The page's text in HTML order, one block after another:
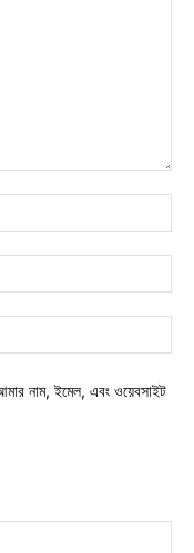
নাম, ইমেল, এবং ওয়েবসাইট